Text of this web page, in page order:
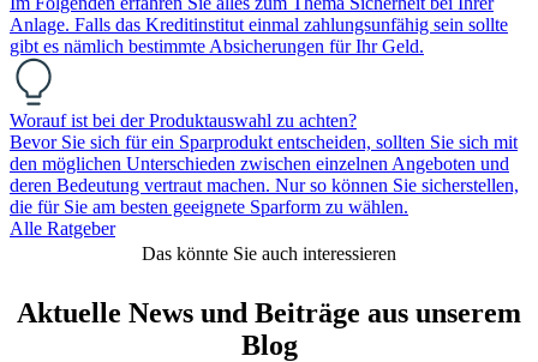
Anlage. Falls das Kreditinstitut einmal zahlungsunfähig sein sollte
gibt es nämlich bestimmte Absicherungen für Ihr Geld.
Worauf ist bei der Produktauswahl zu achten?
Bevor Sie sich für ein Sparprodukt entscheiden, sollten Sie sich mit
den möglichen Unterschieden zwischen einzelnen Angeboten und
deren Bedeutung vertraut machen. Nur so können Sie sicherstellen,
die für Sie am besten geeignete Sparform zu wählen.
Alle Ratgeber
Das könnte Sie auch interessieren
Aktuelle News und Beiträge aus unserem
Blog